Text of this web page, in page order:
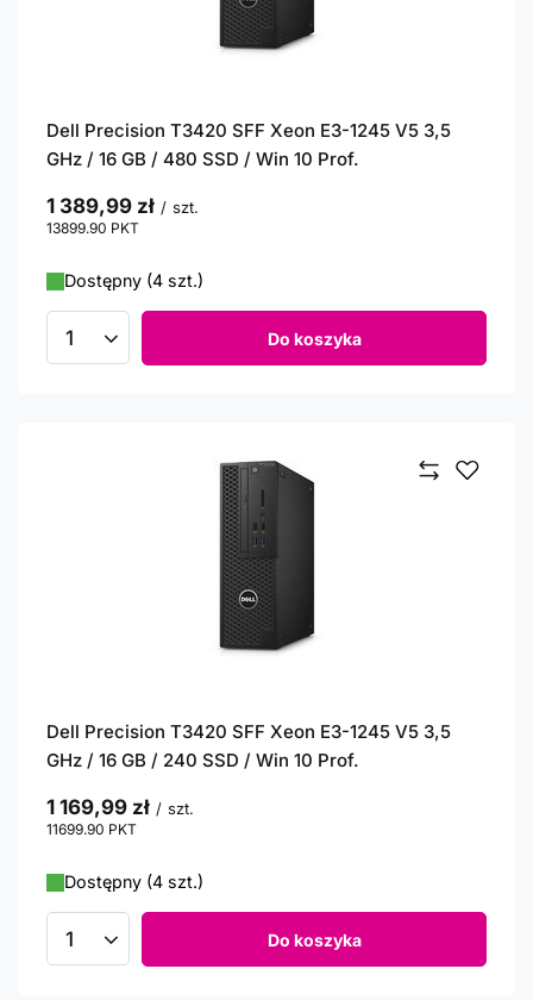
Dell Precision T3420 SFF Xeon E3-1245 V5 3,5
GHz / 16 GB / 480 SSD / Win 10 Prof.
1 389,99 zł / szt.
13899.90 PKT
Dostępny (4 szt.)
Ilość produktów Do koszyka
Dell Precision T3420 SFF Xeon E3-1245 V5 3,5
GHz / 16 GB / 240 SSD / Win 10 Prof.
1 169,99 zł / szt.
11699.90 PKT
Dostępny (4 szt.)
Ilość produktów Do koszyka